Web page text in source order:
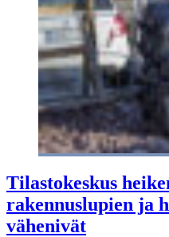
Tilastokeskus
rakennuslupien ja
vähenivät